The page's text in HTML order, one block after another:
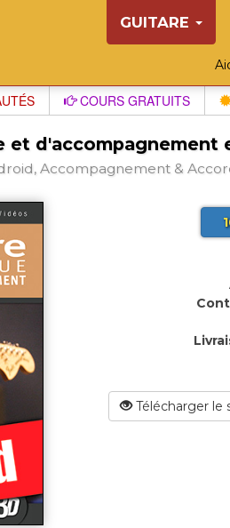
GUITARE
COURS GRATUITS
et d'accompagnement
Accompagnement &
Télécharger le